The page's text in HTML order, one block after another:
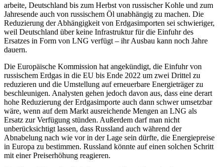
arbeite, Deutschland bis zum Herbst von russischer Kohle und zum
Jahresende auch von russischem Öl unabhängig zu machen. Die
Reduzierung der Abhängigkeit von Erdgasimporten sei schwieriger,
weil Deutschland über keine Infrastruktur für die Einfuhr des
Ersatzes in Form von LNG verfügt – ihr Ausbau kann noch Jahre
dauern.
Die Europäische Kommission hat angekündigt, die Einfuhr von
russischem Erdgas in die EU bis Ende 2022 um zwei Drittel zu
reduzieren und die Umstellung auf erneuerbare Energieträger zu
beschleunigen. Analysten gehen jedoch davon aus, dass eine derart
hohe Reduzierung der Erdgasimporte auch dann schwer umsetzbar
wäre, wenn auf dem Markt ausreichende Mengen an LNG als
Ersatz zur Verfügung stünden. Außerdem darf man nicht
unberücksichtigt lassen, dass Russland auch während der
Abnabelung nach wie vor in der Lage sein dürfte, die Energiepreise
in Europa zu bestimmen. Russland könnte auf einen solchen Schritt
mit einer Preiserhöhung reagieren.